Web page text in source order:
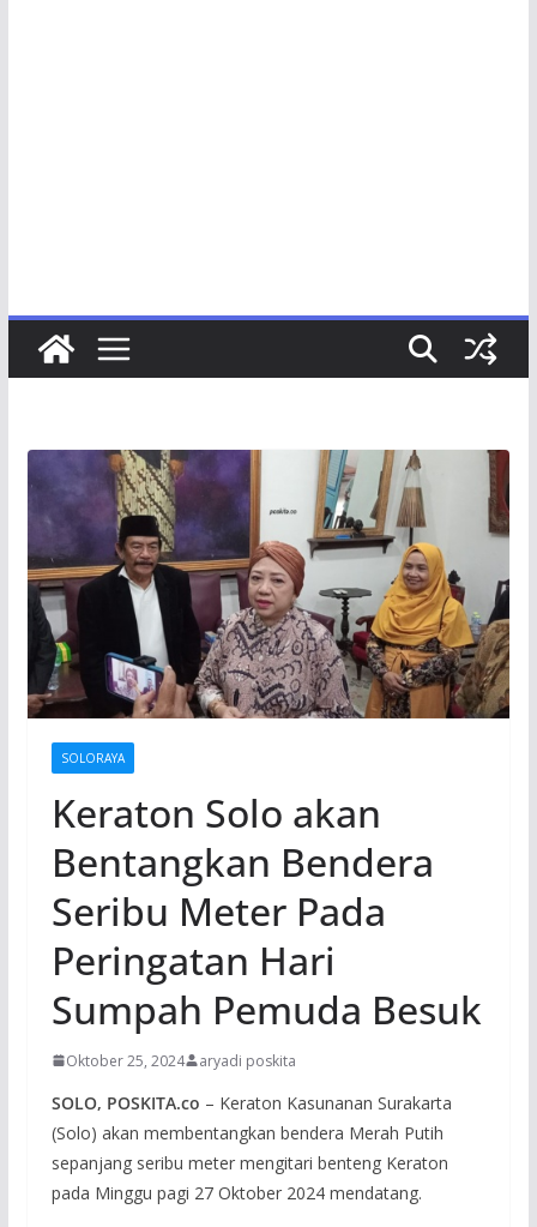
SOLORAYA
Keraton Solo akan
Bentangkan Bendera
Seribu Meter Pada
Peringatan Hari
Sumpah Pemuda Besuk
Oktober 25, 2024 aryadi poskita
SOLO, POSKITA.co – Keraton Kasunanan Surakarta
(Solo) akan membentangkan bendera Merah Putih
sepanjang seribu meter mengitari benteng Keraton
pada Minggu pagi 27 Oktober 2024 mendatang.